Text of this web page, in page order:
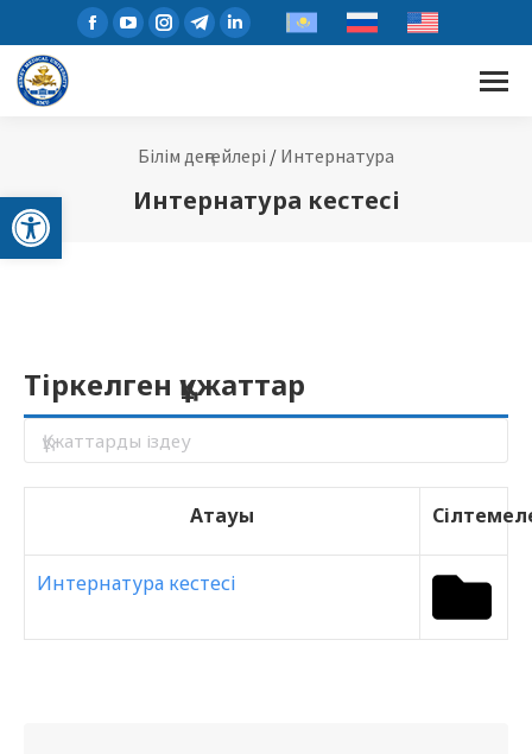
Open toolbar
Білім деңгейлері / Интернатура
Интернатура кестесі
Тіркелген құжаттар
Атауы
Интернатура кестесі